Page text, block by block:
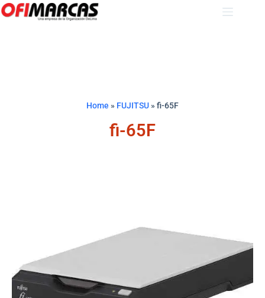
Home » FUJITSU » fi-65F
fi-65F